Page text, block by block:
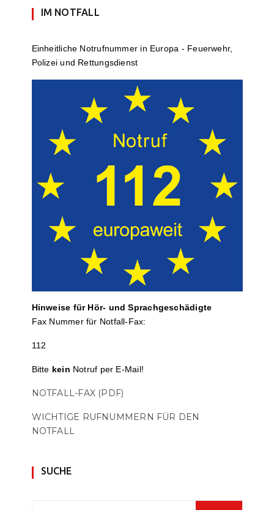
IM NOTFALL
Einheit­li­che Notruf­num­mer in Europa - Feuerwehr,
Polizei und Rettungs­dienst
Hinweise für Hör- und Sprach­ge­schä­digte
Fax Nummer für Notfall-Fax:
112
Bitte kein Notruf per E-Mail!
NOTFALL-FAX (PDF)
WICHTIGE RUFNUMMERN FÜR DEN
NOTFALL
SUCHE